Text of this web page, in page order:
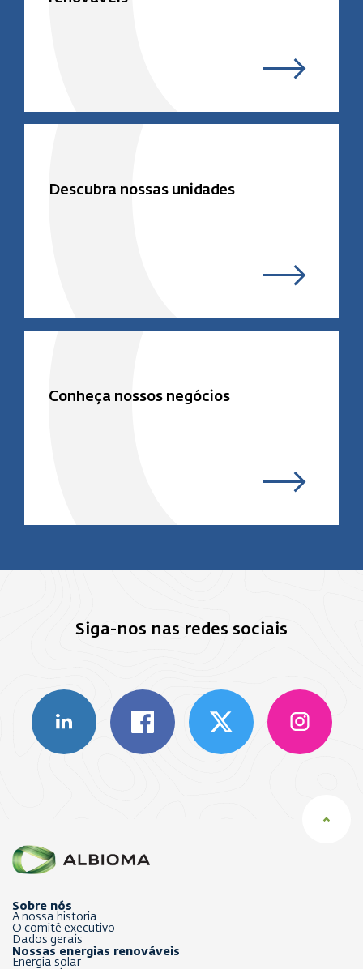
Descubra nossas unidades
Conheça nossos negócios
Siga-nos nas redes sociais
Sobre nós
A nossa historia
O comitê executivo
Dados gerais
Nossas energias renováveis
Energia solar